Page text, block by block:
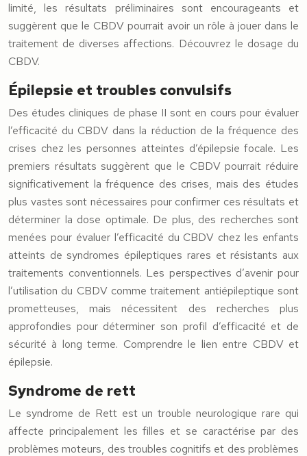
limité, les résultats préliminaires sont encourageants et
suggèrent que le CBDV pourrait avoir un rôle à jouer dans le
traitement de diverses affections. Découvrez le dosage du
CBDV.
Épilepsie et troubles convulsifs
Des études cliniques de phase II sont en cours pour évaluer
l’efficacité du CBDV dans la réduction de la fréquence des
crises chez les personnes atteintes d’épilepsie focale. Les
premiers résultats suggèrent que le CBDV pourrait réduire
significativement la fréquence des crises, mais des études
plus vastes sont nécessaires pour confirmer ces résultats et
déterminer la dose optimale. De plus, des recherches sont
menées pour évaluer l’efficacité du CBDV chez les enfants
atteints de syndromes épileptiques rares et résistants aux
traitements conventionnels. Les perspectives d’avenir pour
l’utilisation du CBDV comme traitement antiépileptique sont
prometteuses, mais nécessitent des recherches plus
approfondies pour déterminer son profil d’efficacité et de
sécurité à long terme. Comprendre le lien entre CBDV et
épilepsie.
Syndrome de rett
Le syndrome de Rett est un trouble neurologique rare qui
affecte principalement les filles et se caractérise par des
problèmes moteurs, des troubles cognitifs et des problèmes